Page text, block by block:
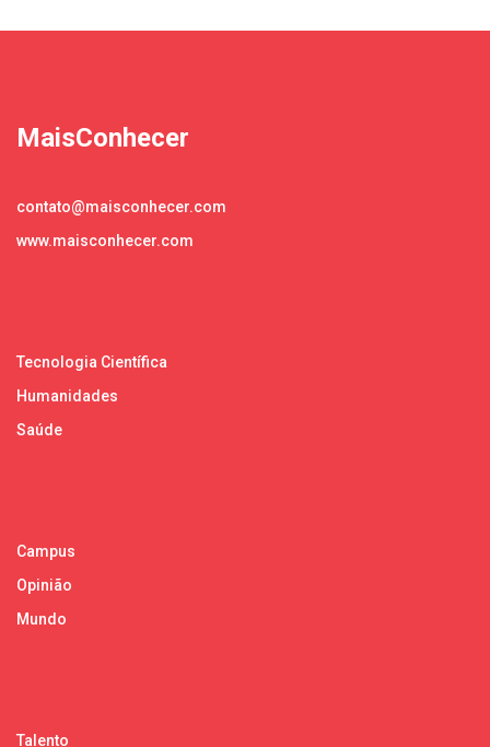
MaisConhecer
contato@maisconhecer.com
www.maisconhecer.com
Tecnologia Científica
Humanidades
Saúde
Campus
Opinião
Mundo
Talento